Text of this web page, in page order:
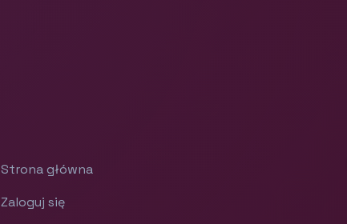
Strona główna
Zaloguj się